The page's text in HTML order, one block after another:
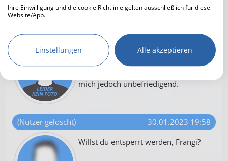
Ihre Einwilligung und die cookie Richtlinie gelten ausschließlich für diese
Website/App.
Wir nutzen Ihre Daten für folgende Zwecke:
IAB-Verarbeitungszwecke:
Speichern von oder Zugriff auf
Informationen auf einem Endgerät
Verwendung reduzierter Daten zur Auswahl
Erstellung von Profilen für personalisierte
Werbung
Verwendung von Profilen zur Auswahl
Einstellungen Alle akzeptieren
Raginwolf
30.01.2023 19:58
Ich finde Smalltalk eine Weile lang
ganz nett.
mich jedoch unbefriedigend.
(Nutzer gelöscht)
30.01.2023 19:58
Willst du entsperrt werden, Frangi?